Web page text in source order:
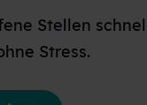
Stellen
Stress.